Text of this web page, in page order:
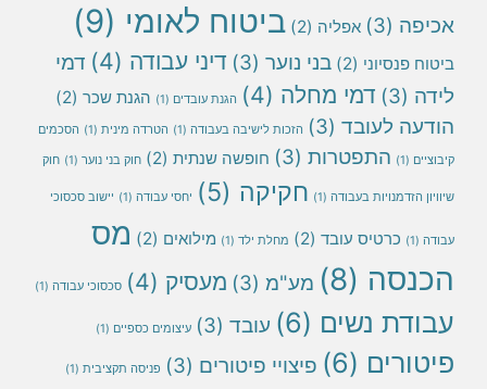
אכיפה (3) אפליה (2) ביטוח לאומי (9)
ביטוח פנסיוני (2) בני נוער (3) דיני עבודה (4)
דמי
לידה (3) דמי מחלה (4) הגנת עובדים (1) הגנת שכר (2)
הודעה לעובד (3) הזכות לישיבה בעבודה (1) הטרדה מינית (1) הסכמים
קיבוציים (1) התפטרות (3) חופשה שנתית (2) חוק בני נוער (1) חוק
שיוויון הזדמנויות בעבודה (1) חקיקה (5) יחסי עבודה (1) יישוב סכסוכי
עבודה (1) כרטיס עובד (2) מחלת ילד (1) מילואים (2)
מס
הכנסה (8) מע"מ (3) מעסיק (4) סכסוכי עבודה (1)
עבודת נשים (6) עובד (3) עיצומים כספיים (1)
פיטורים (6) פיצויי פיטורים (3) פניסה תקציבית (1)